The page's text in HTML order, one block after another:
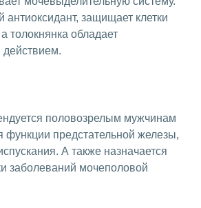
защищает клетки
толокнянка обладает
действием.
половозрелым мужчинам
функции предстательной железы,
А также назначается
заболеваний мочеполовой